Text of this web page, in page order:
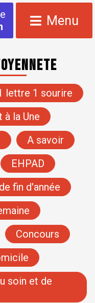
Menu
lettre 1 sourire
la Une
A savoir
EHPAD
fin d'année
Concours
soin et de